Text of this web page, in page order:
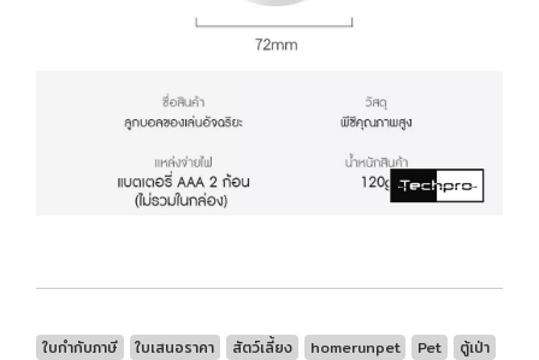
ใบกำกับภาษี ใบเสนอราคา สัตว์เลี้ยง homerunpet Pet
ตู้เป่า